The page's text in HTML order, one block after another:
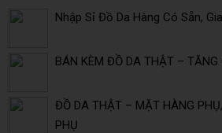
Nhập Sỉ Đồ Da Hàng Có Sẵn,
BÁN KÈM ĐỒ DA THẬT – TĂNG
ĐỒ DA THẬT – MẶT HÀNG
PHỤ